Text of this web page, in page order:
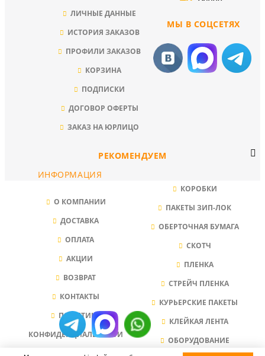
МЫ В СОЦСЕТЯХ
ЛИЧНЫЕ ДАННЫЕ
ИСТОРИЯ ЗАКАЗОВ
ПРОФИЛИ ЗАКАЗОВ
КОРЗИНА
ПОДПИСКИ
ДОГОВОР ОФЕРТЫ
ЗАКАЗ НА ЮРЛИЦО
РЕКОМЕНДУЕМ
КОРОБКИ
ПАКЕТЫ ЗИП-ЛОК
ОБЕРТОЧНАЯ БУМАГА
СКОТЧ
ПЛЕНКА
СТРЕЙЧ ПЛЕНКА
КУРЬЕРСКИЕ ПАКЕТЫ
КЛЕЙКАЯ ЛЕНТА
ОБОРУДОВАНИЕ
ИНФОРМАЦИЯ
О КОМПАНИИ
ДОСТАВКА
ОПЛАТА
АКЦИИ
ВОЗВРАТ
КОНТАКТЫ
ПОЛИТИКА
КОНФИДЕНЦИАЛЬНОСТИ